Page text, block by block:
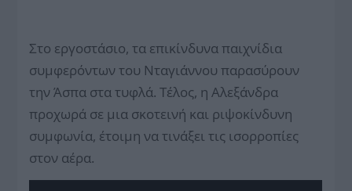
Στο εργοστάσιο, τα επικίνδυνα παιχνίδια
συμφερόντων του Νταγιάννου παρασύρουν
την Άσπα στα τυφλά. Τέλος, η Αλεξάνδρα
προχωρά σε μια σκοτεινή και ριψοκίνδυνη
συμφωνία, έτοιμη να τινάξει τις ισορροπίες
στον αέρα.